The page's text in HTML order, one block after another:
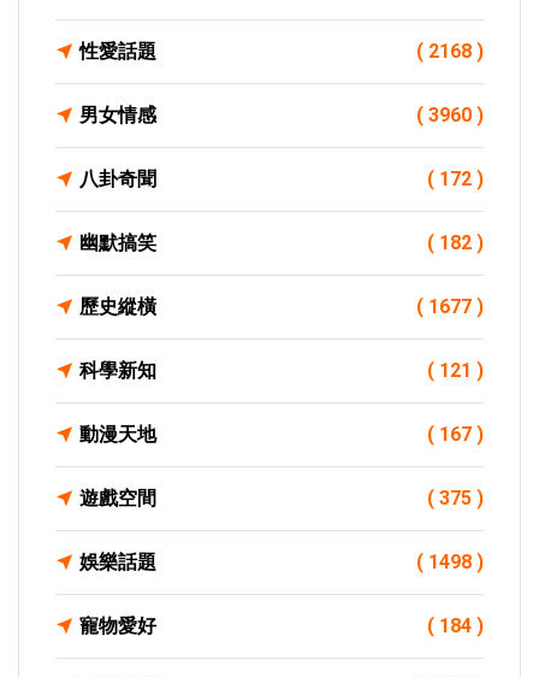
性愛話題 ( 2168 )
男女情感 ( 3960 )
八卦奇聞 ( 172 )
幽默搞笑 ( 182 )
歷史縱橫 ( 1677 )
科學新知 ( 121 )
動漫天地 ( 167 )
遊戲空間 ( 375 )
娛樂話題 ( 1498 )
寵物愛好 ( 184 )